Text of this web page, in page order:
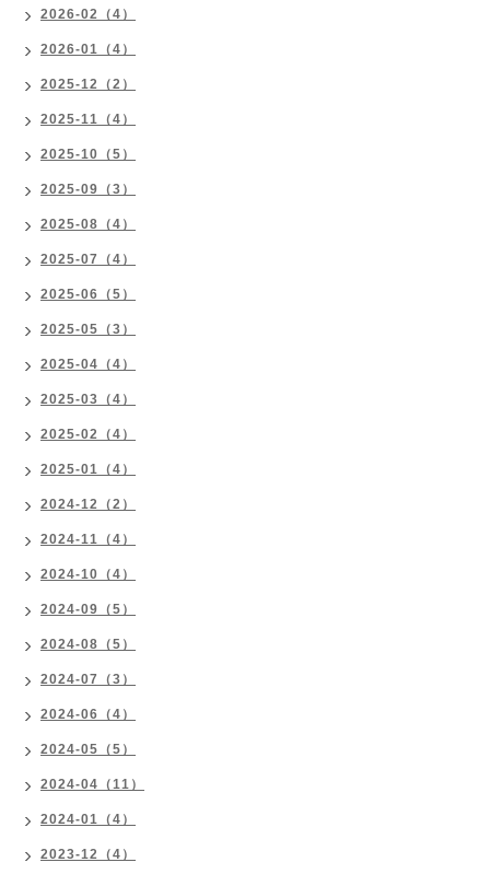
2026-02（4）
2026-01（4）
2025-12（2）
2025-11（4）
2025-10（5）
2025-09（3）
2025-08（4）
2025-07（4）
2025-06（5）
2025-05（3）
2025-04（4）
2025-03（4）
2025-02（4）
2025-01（4）
2024-12（2）
2024-11（4）
2024-10（4）
2024-09（5）
2024-08（5）
2024-07（3）
2024-06（4）
2024-05（5）
2024-04（11）
2024-01（4）
2023-12（4）